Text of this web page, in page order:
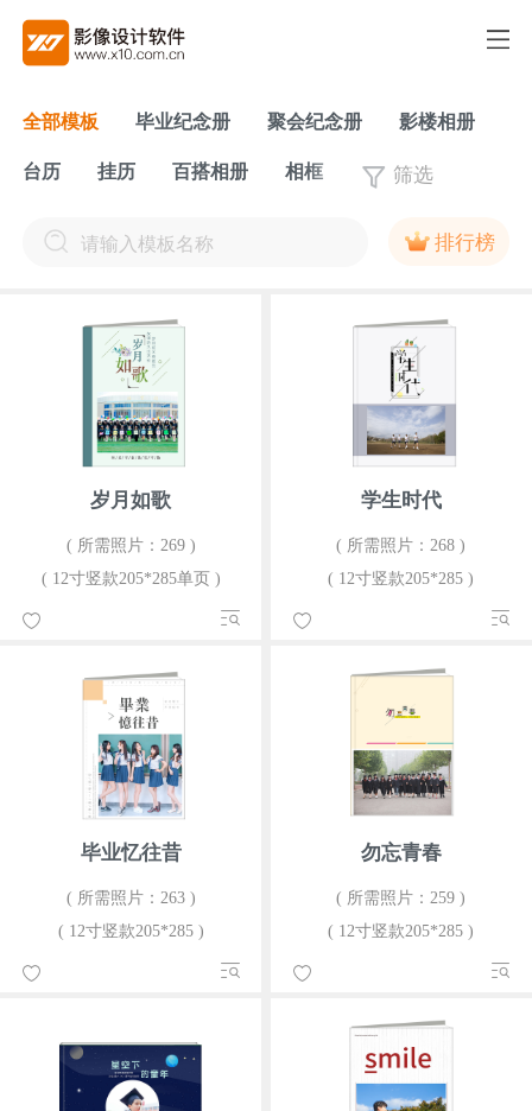
全部模板 毕业纪念册 聚会纪念册 影楼相册
台历 挂历 百搭相册 相框 筛选
排行榜
岁月如歌
( 所需照片：269 )
( 12寸竖款205*285单页 )
学生时代
( 所需照片：268 )
( 12寸竖款205*285 )
毕业忆往昔
( 所需照片：263 )
( 12寸竖款205*285 )
勿忘青春
( 所需照片：259 )
( 12寸竖款205*285 )